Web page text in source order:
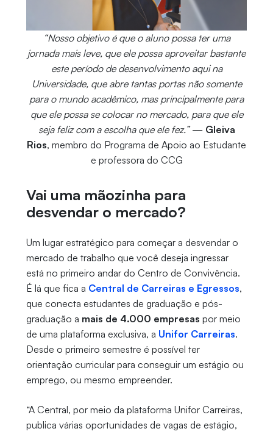
“Nosso objetivo é que o aluno possa ter uma
jornada mais leve, que ele possa aproveitar bastante
este período de desenvolvimento aqui na
Universidade, que abre tantas portas não somente
para o mundo acadêmico, mas principalmente para
que ele possa se colocar no mercado, para que ele
seja feliz com a escolha que ele fez.”— Gleiva
Rios, membro do Programa de Apoio ao Estudante
e professora do CCG
Vai uma mãozinha para
desvendar o mercado?
Um lugar estratégico para começar a desvendar o
mercado de trabalho que você deseja ingressar
está no primeiro andar do Centro de Convivência.
É lá que fica a Central de Carreiras e Egressos,
que conecta estudantes de graduação e pós-
graduação a mais de 4.000 empresas por meio
de uma plataforma exclusiva, a Unifor Carreiras.
Desde o primeiro semestre é possível ter
orientação curricular para conseguir um estágio ou
emprego, ou mesmo empreender.
“A Central, por meio da plataforma Unifor Carreiras,
publica várias oportunidades de vagas de estágio,